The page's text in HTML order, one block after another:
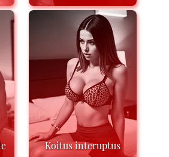
Koitus interuptus